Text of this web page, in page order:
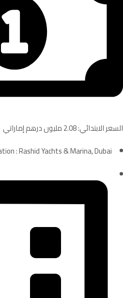
السعر الابتدائي: 2.08 مليون درهم إماراتي
: Rashid Yachts & Marina, Dubai